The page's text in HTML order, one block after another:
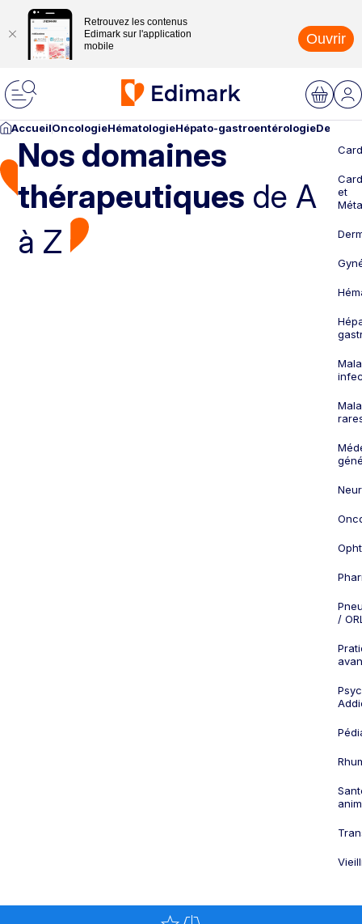
Retrouvez les contenus
Edimark sur l'application
mobile
Ouvrir
AccueilOncologieHématologieHépato-gastroentérologie
Nos domaines
thérapeutiques de A
à Z
et
/